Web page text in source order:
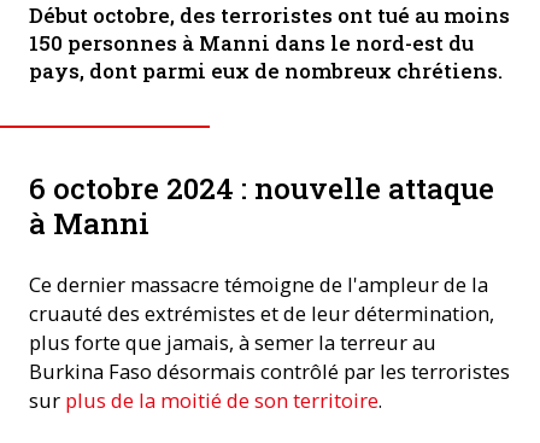
Début octobre, des terroristes ont tué au moins
150 personnes à Manni dans le nord-est du
pays, dont parmi eux de nombreux chrétiens.
6 octobre 2024 : nouvelle attaque
à Manni
Ce dernier massacre témoigne de l'ampleur de la
cruauté des extrémistes et de leur détermination,
plus forte que jamais, à semer la terreur au
Burkina Faso désormais contrôlé par les terroristes
sur plus de la moitié de son territoire.